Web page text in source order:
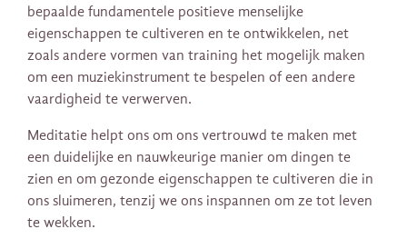
bepaalde fundamentele positieve menselijke
eigenschappen te cultiveren en te ontwikkelen, net
zoals andere vormen van training het mogelijk maken
om een ​​muziekinstrument te bespelen of een andere
vaardigheid te verwerven.
Meditatie helpt ons om ons vertrouwd te maken met
een duidelijke en nauwkeurige manier om dingen te
zien en om gezonde eigenschappen te cultiveren die in
ons sluimeren, tenzij we ons inspannen om ze tot leven
te wekken.